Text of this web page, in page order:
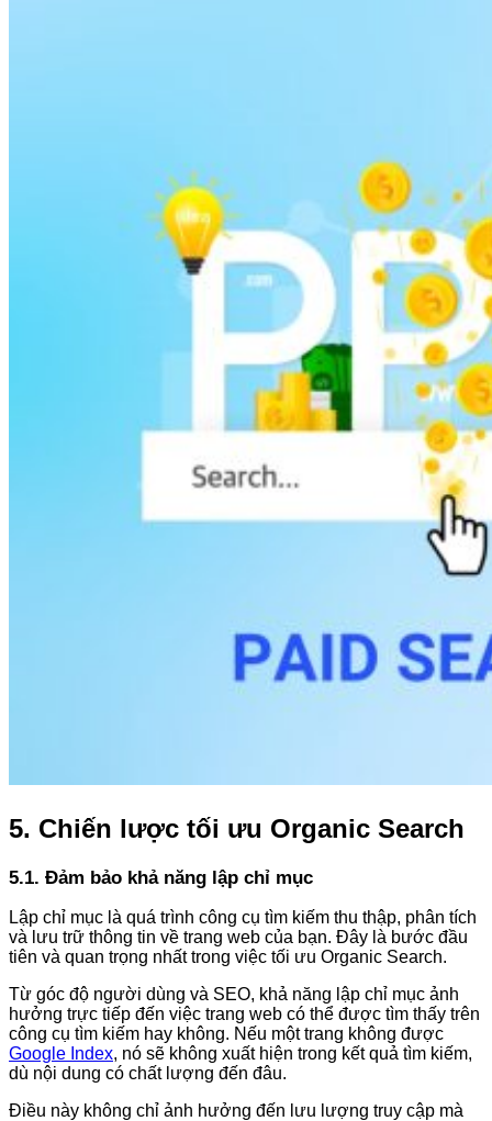
5. Chiến lược tối ưu Organic Search
5.1. Đảm bảo khả năng lập chỉ mục
Lập chỉ mục là quá trình công cụ tìm kiếm thu thập, phân tích
và lưu trữ thông tin về trang web của bạn. Đây là bước đầu
tiên và quan trọng nhất trong việc tối ưu Organic Search.
Từ góc độ người dùng và SEO, khả năng lập chỉ mục ảnh
hưởng trực tiếp đến việc trang web có thể được tìm thấy trên
công cụ tìm kiếm hay không. Nếu một trang không được
Google Index, nó sẽ không xuất hiện trong kết quả tìm kiếm,
dù nội dung có chất lượng đến đâu.
Điều này không chỉ ảnh hưởng đến lưu lượng truy cập mà